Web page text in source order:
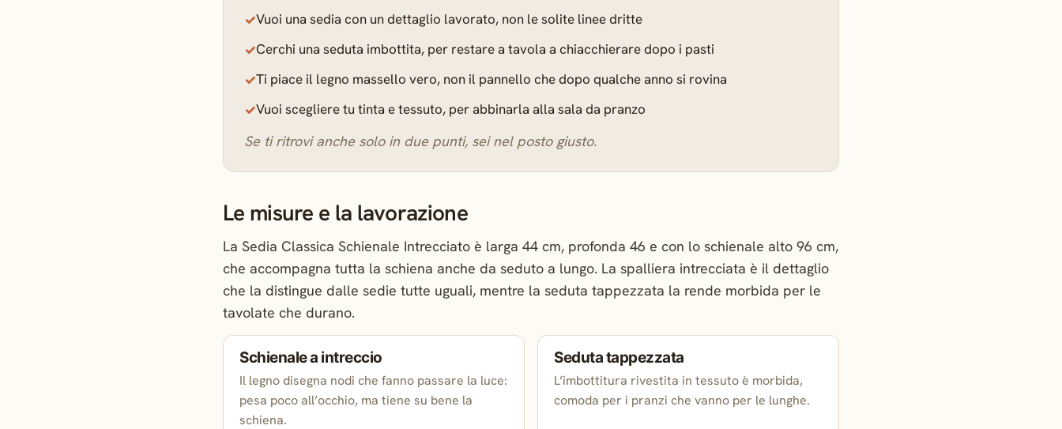
Vuoi una sedia con un dettaglio lavorato, non le solite linee dritte
Cerchi una seduta imbottita, per restare a tavola a chiacchierare dopo i pasti
Ti piace il legno massello vero, non il pannello che dopo qualche anno si rovina
Vuoi scegliere tu tinta e tessuto, per abbinarla alla sala da pranzo
Se ti ritrovi anche solo in due punti, sei nel posto giusto.
Le misure e la lavorazione
La Sedia Classica Schienale Intrecciato è larga 44 cm, profonda 46 e con lo schienale alto 96 cm,
che accompagna tutta la schiena anche da seduto a lungo. La spalliera intrecciata è il dettaglio
che la distingue dalle sedie tutte uguali, mentre la seduta tappezzata la rende morbida per le
tavolate che durano.
Schienale a intreccio
Il legno disegna nodi che fanno passare la luce:
pesa poco all’occhio, ma tiene su bene la
schiena.
Seduta tappezzata
L’imbottitura rivestita in tessuto è morbida,
comoda per i pranzi che vanno per le lunghe.